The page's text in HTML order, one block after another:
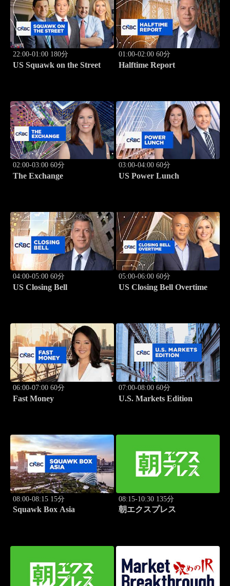
22:00-01:00 180分
US Squawk on the Street
01:00-02:00 60分
Halftime Report
02:00-03:00 60分
The Exchange
03:00-04:00 60分
US Power Lunch
04:00-05:00 60分
US Closing Bell
05:00-06:00 60分
US Closing Bell Overtime
06:00-07:00 60分
Fast Money
07:00-08:00 60分
U.S. Markets Edition
08:00-08:15 15分
Squawk Box Asia
08:15-10:30 135分
朝エクスプレス